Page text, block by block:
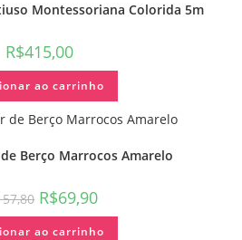
Montessoriana Colorida 5m
R$415,00
ao carrinho
Berço Marrocos Amarelo
R$69,90
ao carrinho